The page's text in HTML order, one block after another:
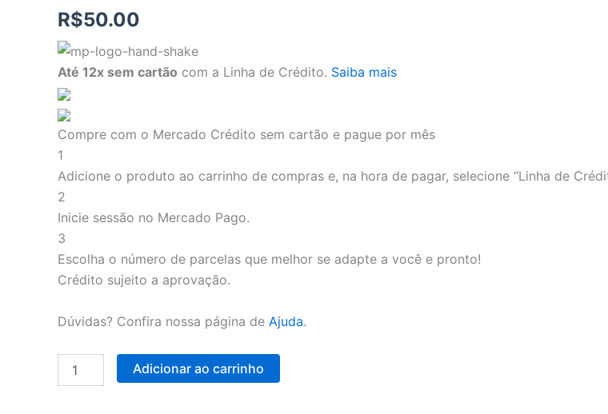
R$50.00
Até 12x sem cartão com a Linha de Crédito. Saiba mais
Compre com o Mercado Crédito sem cartão e pague por mês
1
Adicione o produto ao carrinho de compras e, na hora de pagar, selecione “Linha de
2
Inicie sessão no Mercado Pago.
3
Escolha o número de parcelas que melhor se adapte a você e pronto!
Crédito sujeito a aprovação.
Dúvidas? Confira nossa página de Ajuda.
MODELAGEM
CACHARREL
PLUS
SIZE
quantidade
Adicionar ao carrinho